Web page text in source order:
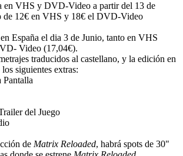
en VHS y DVD-Video a partir del 13 de
de 12€ en VHS y 18€ el DVD-Video
España el dia 3 de Junio, tanto en VHS
Video (17,04€).
traducidos al castellano, y la edición en
siguientes extras:
Pantalla
del Juego
de Matrix Reloaded, habrá spots de 30"